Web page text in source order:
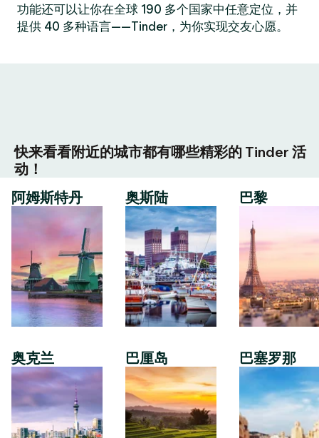
功能还可以让你在全球 190 多个国家中任意定位，并
提供 40 多种语言——Tinder，为你实现交友心愿。
快来看看附近的城市都有哪些精彩的 Tinder 活
动！
阿姆斯特丹
奥克兰
奥斯陆
巴厘岛
巴黎
巴塞罗那